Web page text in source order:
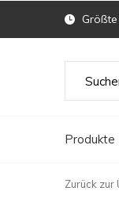
Produkte
Zurück zur